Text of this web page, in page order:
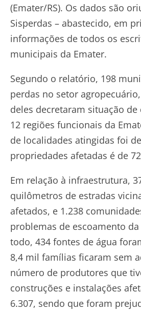
(Emater/RS). Os dados são
Sisperdas – abastecido, em
informações de todos os
municipais da Emater.
Segundo o relatório, 198
perdas no setor
deles decretaram situação de
12 regiões funcionais da
de localidades atingidas foi
propriedades afetadas é de
Em relação à infraestrutura,
quilômetros de estradas
afetados, e 1.238
problemas de escoamento
todo, 434 fontes de água
8,4 mil famílias ficaram sem
número de produtores que
construções e instalações
6.307, sendo que foram